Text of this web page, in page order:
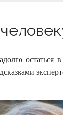
остаться